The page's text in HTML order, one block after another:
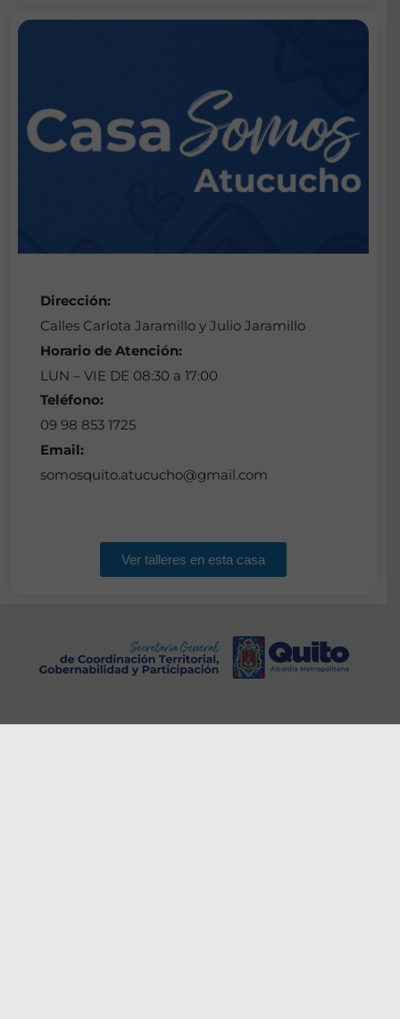
Dirección:
Calles Carlota Jaramillo y Julio Jaramillo
Horario de Atención:
LUN – VIE DE 08:30 a 17:00
Teléfono:
09 98 853 1725
Email:
somosquito.atucucho@gmail.com
Ver talleres en esta casa